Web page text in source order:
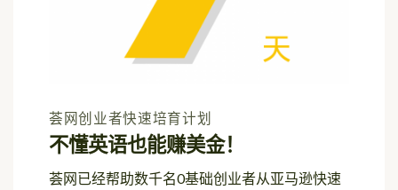
荟网创业者快速培育计划
不懂英语也能赚美金！
荟网已经帮助数千名0基础创业者从亚马逊快速